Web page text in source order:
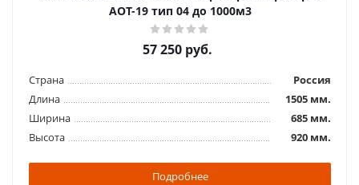
АОТ-19 тип 04 до 1000м3
57 250руб.
Страна
Россия
Длина
1505 мм.
Ширина
685 мм.
Высота
920 мм.
Подробнее